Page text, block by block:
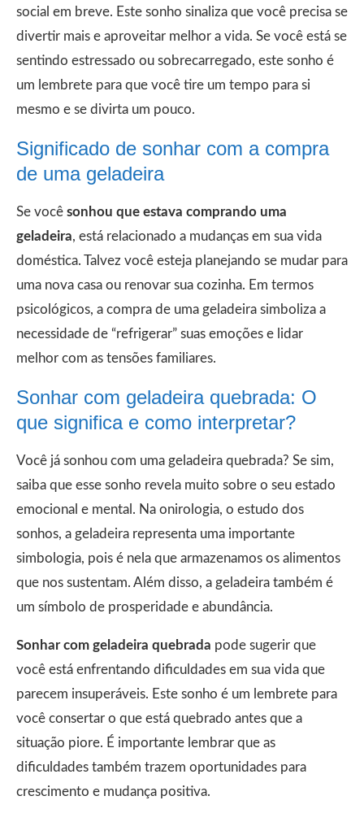
social em breve. Este sonho sinaliza que você precisa se
divertir mais e aproveitar melhor a vida. Se você está se
sentindo estressado ou sobrecarregado, este sonho é
um lembrete para que você tire um tempo para si
mesmo e se divirta um pouco.
Significado de sonhar com a compra
de uma geladeira
Se você sonhou que estava comprando uma
geladeira, está relacionado a mudanças em sua vida
doméstica. Talvez você esteja planejando se mudar para
uma nova casa ou renovar sua cozinha. Em termos
psicológicos, a compra de uma geladeira simboliza a
necessidade de “refrigerar” suas emoções e lidar
melhor com as tensões familiares.
Sonhar com geladeira quebrada: O
que significa e como interpretar?
Você já sonhou com uma geladeira quebrada? Se sim,
saiba que esse sonho revela muito sobre o seu estado
emocional e mental. Na onirologia, o estudo dos
sonhos, a geladeira representa uma importante
simbologia, pois é nela que armazenamos os alimentos
que nos sustentam. Além disso, a geladeira também é
um símbolo de prosperidade e abundância.
Sonhar com geladeira quebrada pode sugerir que
você está enfrentando dificuldades em sua vida que
parecem insuperáveis. Este sonho é um lembrete para
você consertar o que está quebrado antes que a
situação piore. É importante lembrar que as
dificuldades também trazem oportunidades para
crescimento e mudança positiva.